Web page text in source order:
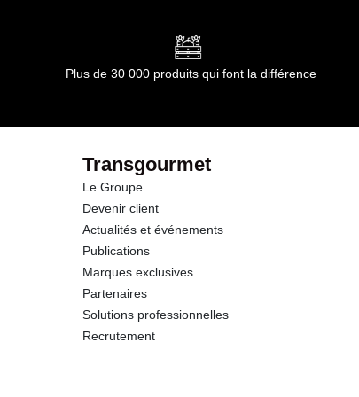
Protéines
Sel
Plus de 30 000 produits qui font la différence
Transgourmet
Le Groupe
Devenir client
Actualités et événements
Publications
Marques exclusives
Partenaires
Solutions professionnelles
Recrutement